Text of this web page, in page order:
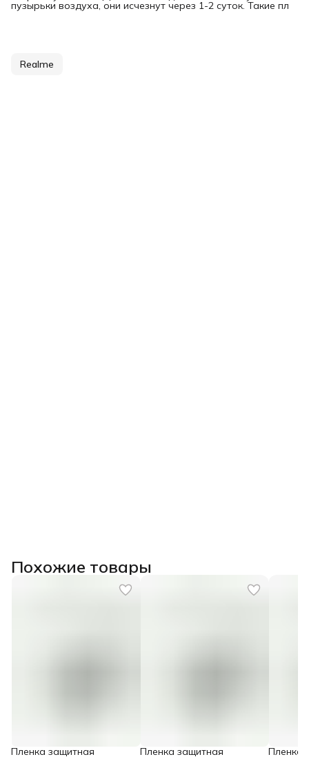
пузырьки воздуха, они исчезнут через 1-2 суток. Такие пл
Realme
Похожие товары
Пленка защитная Пленка защитная Пленка